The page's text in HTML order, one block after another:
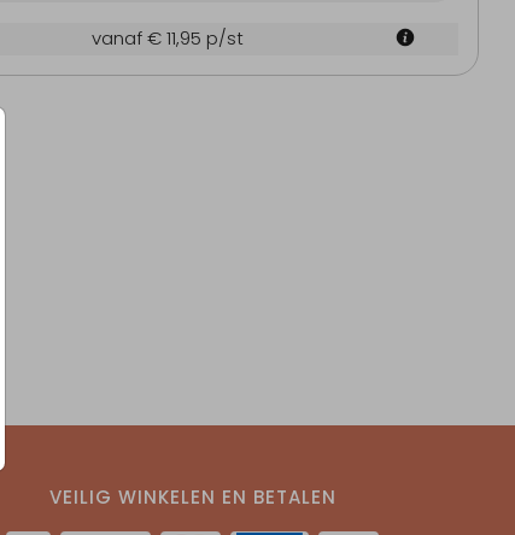
Sticker
vanaf € 11,95 p/st
VEILIG WINKELEN EN BETALEN